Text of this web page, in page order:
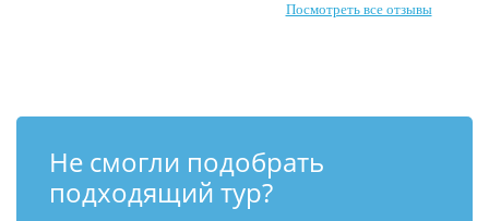
Посмотреть все отзывы
Не смогли подобрать
подходящий тур?